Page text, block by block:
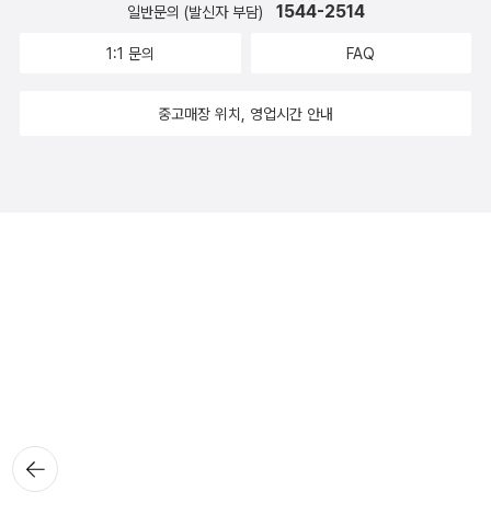
뒤로가
기
일반문의 (발신자 부담) 1544-2514
1:1 문의 FAQ
중고매장 위치, 영업시간 안내